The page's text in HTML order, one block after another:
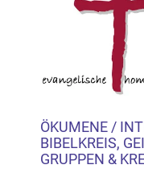
Mit dem Laden der
Anwendung
Inhalten Cookies
Hier können
ÖKUMENE /
BIBELKREIS,
GRUPPEN &